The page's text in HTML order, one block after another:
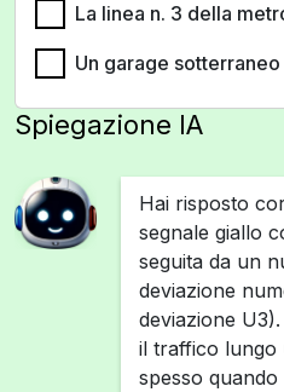
La linea n. 3 della
Un garage
Spiegazione IA
Hai risposto
segnale giallo
seguita da un
deviazione
deviazione
il traffico lungo
spesso